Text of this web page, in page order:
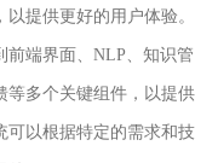
提供更好的用户体验。
前端界面、NLP、知识管
等多个关键组件，以提供
可以根据特定的需求和技